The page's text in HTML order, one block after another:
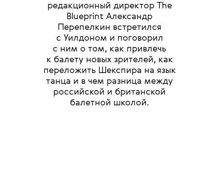
редакционный директор The
Blueprint Александр
Перепелкин встретился
с Уилдоном и поговорил
с ним о том, как привлечь
к балету новых зрителей, как
переложить Шекспира на язык
танца и в чем разница между
российской и британской
балетной школой.